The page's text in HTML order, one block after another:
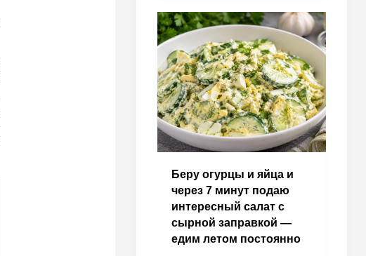
Беру огурцы и яйца и
через 7 минут подаю
интересный салат с
сырной заправкой —
едим летом постоянно